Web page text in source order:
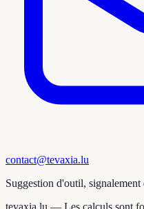
contact@tevaxia.lu
Suggestion d'outil,